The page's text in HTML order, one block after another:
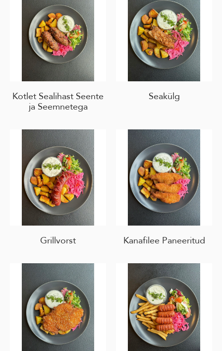
Kotlet Sealihast Seente
ja Seemnetega
Seakülg
Grillvorst Kanafilee Paneeritud